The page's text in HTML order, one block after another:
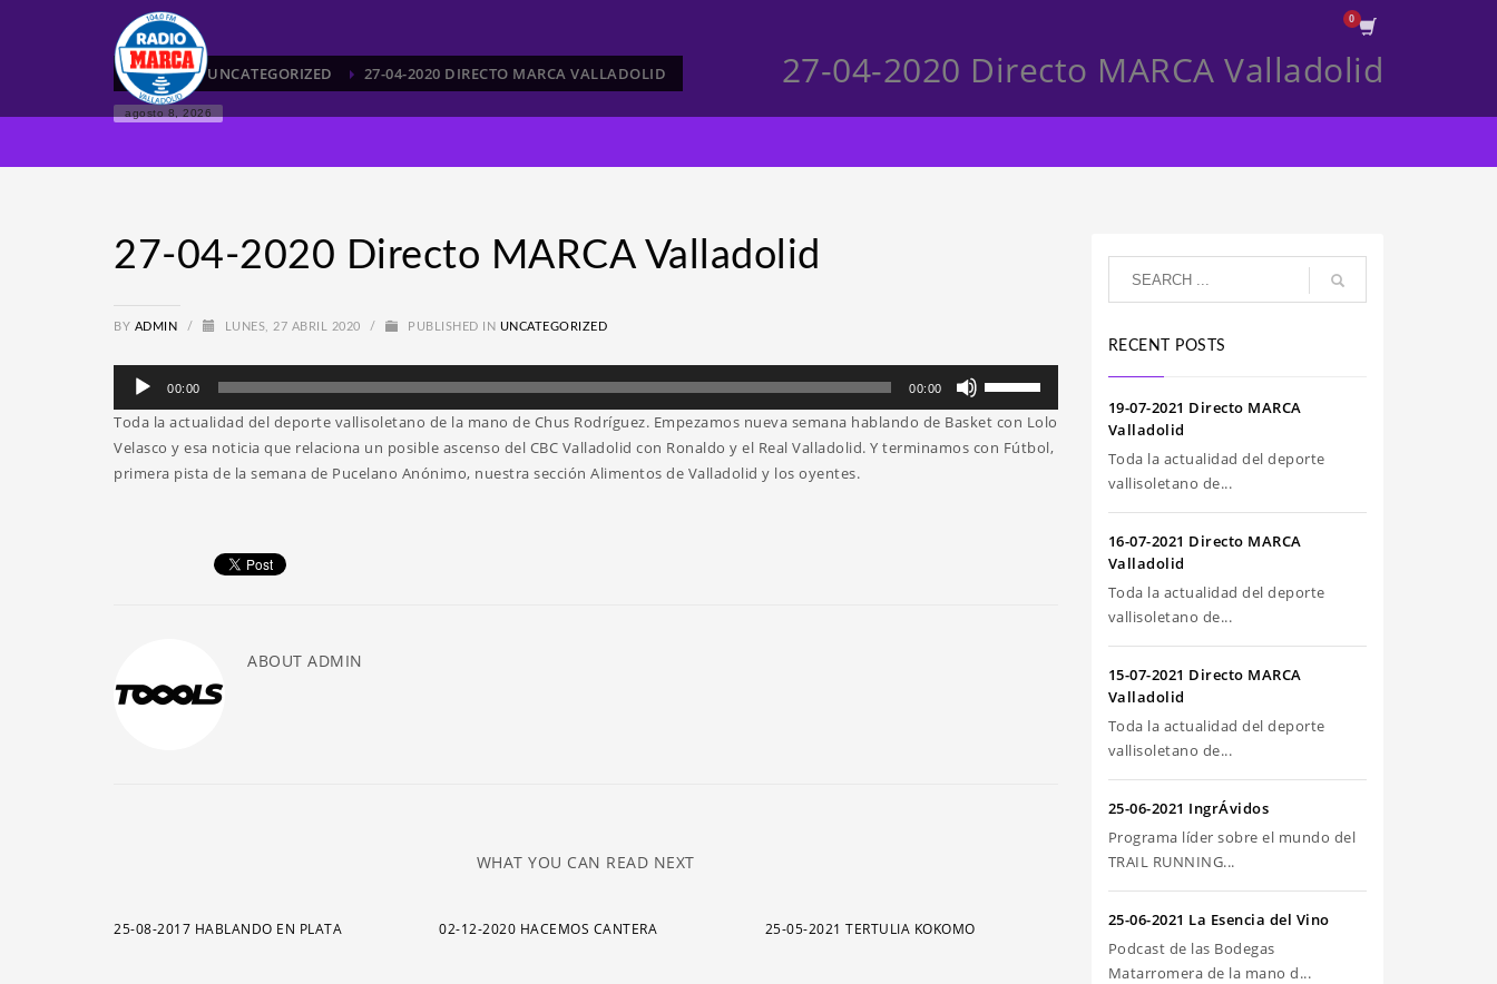
HOME UNCATEGORIZED 27-04-2020 DIRECTO MARCA VALLADOLID
agosto 8, 2026
27-04-2020 Directo MARCA Valladolid
27-04-2020 Directo MARCA Valladolid
BY ADMIN / LUNES, 27 ABRIL 2020 / PUBLISHED IN UNCATEGORIZED
Reproductor
audio
00:00 00:00
teclas
de
Toda la actualidad del deporte vallisoletano de la mano de Chus Rodríguez. Empezamos nueva semana hablando de Basket con Lolo
Velasco y esa noticia que relaciona un posible ascenso del CBC Valladolid con Ronaldo y el Real Valladolid. Y terminamos con Fútbol,
primera pista de la semana de Pucelano Anónimo, nuestra sección Alimentos de Valladolid y los oyentes.
ABOUT ADMIN
WHAT YOU CAN READ NEXT
25-08-2017 HABLANDO EN PLATA 02-12-2020 HACEMOS CANTERA 25-05-2021 TERTULIA KOKOMO
RECENT POSTS
19-07-2021 Directo MARCA
Valladolid
Toda la actualidad del deporte
vallisoletano de...
16-07-2021 Directo MARCA
Valladolid
Toda la actualidad del deporte
vallisoletano de...
15-07-2021 Directo MARCA
Valladolid
Toda la actualidad del deporte
vallisoletano de...
25-06-2021 IngrÁvidos
Programa líder sobre el mundo del
TRAIL RUNNING...
25-06-2021 La Esencia del Vino
Podcast de las Bodegas
Matarromera de la mano d...